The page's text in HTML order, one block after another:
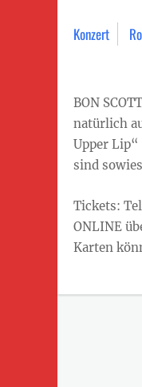
Konzert
BON
natürlich
Upper
sind
Tickets:
ONLINE
Karten